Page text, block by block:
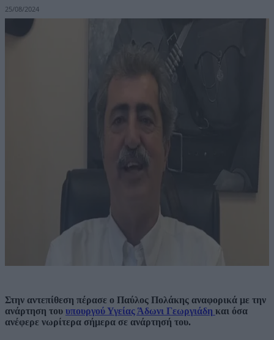
25/08/2024
Στην αντεπίθεση πέρασε ο Παύλος Πολάκης αναφορικά με την
ανάρτηση του υπουργού Υγείας Άδωνι Γεωργιάδη και όσα
ανέφερε νωρίτερα σήμερα σε ανάρτησή του.